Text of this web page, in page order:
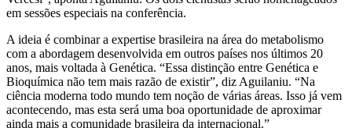
em sessões especiais na conferência.
A ideia é combinar a expertise brasileira na área do metabolismo
com a abordagem desenvolvida em outros países nos últimos 20
anos, mais voltada à Genética. “Essa distinção entre Genética e
Bioquímica não tem mais razão de existir”, diz Aguilaniu. “Na
ciência moderna todo mundo tem noção de várias áreas. Isso já vem
acontecendo, mas esta será uma boa oportunidade de aproximar
ainda mais a comunidade brasileira da internacional.”